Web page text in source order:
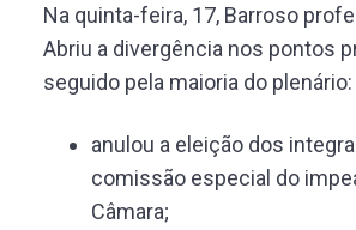
Na quinta-feira, 17, Barroso
Abriu a divergência nos pontos
seguido pela maioria do plenário:
anulou a eleição dos
comissão especial do
Câmara;